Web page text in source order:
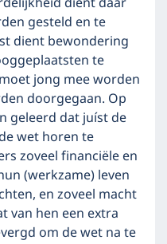
gesteld en te
dient bewondering
te
jong mee worden
doorgegaan. Op
geleerd dat juíst de
wet horen te
zoveel financiële en
(werkzame) leven
en zoveel macht
van hen een extra
om de wet na te